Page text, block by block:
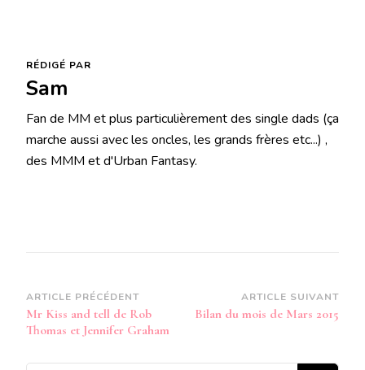
RÉDIGÉ PAR
Sam
Fan de MM et plus particulièrement des single dads (ça
marche aussi avec les oncles, les grands frères etc...) ,
des MMM et d'Urban Fantasy.
Navigation
d’article
ARTICLE PRÉCÉDENT
Mr Kiss and tell de Rob
Thomas et Jennifer Graham
ARTICLE SUIVANT
Bilan du mois de Mars 2015